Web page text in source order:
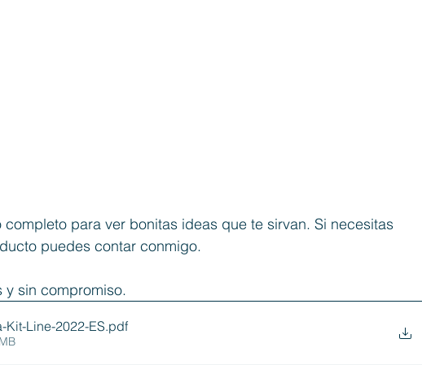
para ver bonitas ideas que te sirvan. Si necesitas
puedes contar conmigo.
y sin compromiso.
Line-2022-ES.pdf